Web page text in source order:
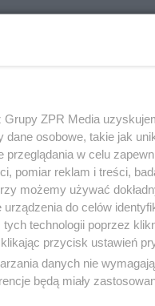
Nagrali
producent Tribbs prezentują
się sample z klasycznego "Dr.
food trucki i
ZPR Media
osobowe, takie jak
przeglądania w celu
pomiar reklam i treści,
możemy używać
do celów
technologii poprzez
przycisk ustawień
danych nie
będą miały